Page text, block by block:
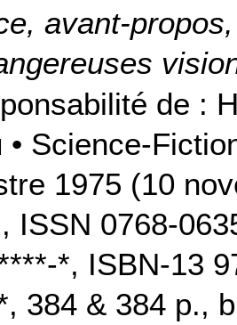
avant-
de :
• Science-
1975 (10
ISSN 0768-
*, ISBN-13
384 & 384 p.,